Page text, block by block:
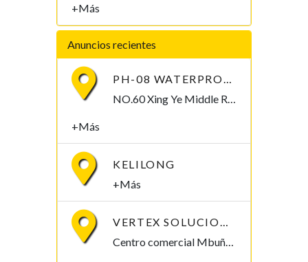
+Más
Anuncios recientes
PH-08 WATERPROOF PEN-TYPE SOIL PH METER
NO.60 Xing Ye Middle Road Fuan Fujian China , 355019,
+Más
KELILONG
+Más
VERTEX SOLUCIONES S.L.
Centro comercial Mbuña Bocamba, primera planta. Bata, Litoral , Guinea Ecuatorial